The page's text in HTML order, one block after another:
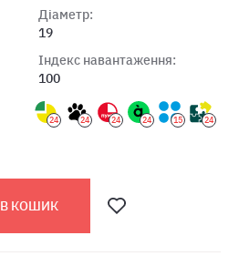
Діаметр:
19
Індекс навантаження:
100
24 24 24 24 15 24
В КОШИК